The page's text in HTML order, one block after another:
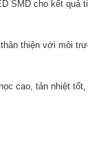
SMD cho kết quả
thiện với môi
cao, tản nhiệt tốt,